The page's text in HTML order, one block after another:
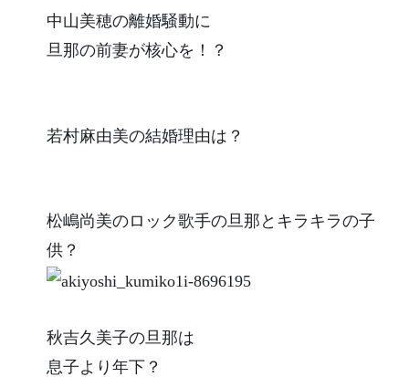
中山美穂の離婚騒動に
旦那の前妻が核心を！？
若村麻由美の結婚理由は？
松嶋尚美のロック歌手の旦那とキラキラの子
供？
秋吉久美子の旦那は
息子より年下？